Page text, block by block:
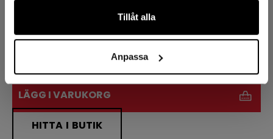
Tillåt alla
Anpassa
LÄGG I VARUKORG
HITTA I BUTIK